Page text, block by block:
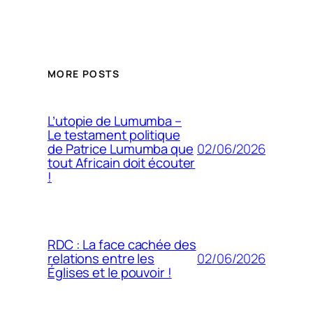
MORE POSTS
L’utopie de Lumumba –
Le testament politique
de Patrice Lumumba que
tout Africain doit écouter
!
02/06/2026
RDC : La face cachée des
relations entre les
Églises et le pouvoir !
02/06/2026